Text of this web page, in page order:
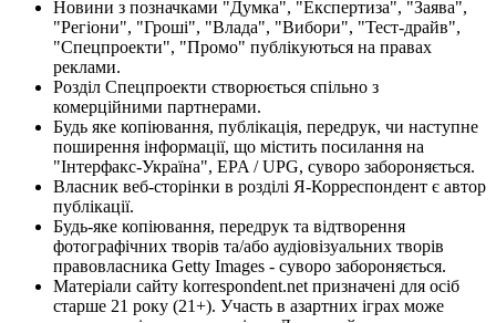
Новини з позначками "Думка", "Експертиза", "Заява",
"Регіони", "Гроші", "Влада", "Вибори", "Тест-драйв",
"Спецпроекти", "Промо" публікуються на правах
реклами.
Розділ Спецпроекти створюється спільно з
комерційними партнерами.
Будь яке копіювання, публікація, передрук, чи наступне
поширення інформації, що містить посилання на
"Інтерфакс-Україна", EPA / UPG, суворо забороняється.
Власник веб-сторінки в розділі Я-Корреспондент є автор
публікації.
Будь-яке копіювання, передрук та відтворення
фотографічних творів та/або аудіовізуальних творів
правовласника Getty Images - суворо забороняється.
Матеріали сайту korrespondent.net призначені для осіб
старше 21 року (21+). Участь в азартних іграх може